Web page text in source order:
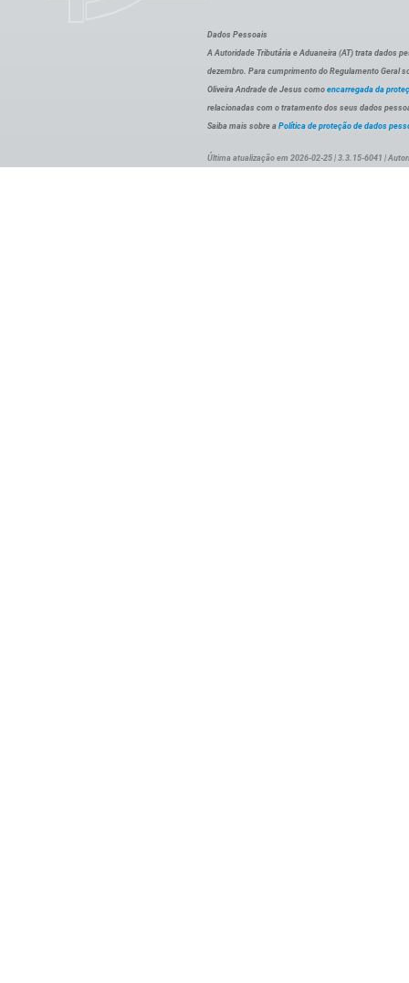
Dados Pessoais
A Autoridade Tributária e Aduaneira (AT) trata dados
dezembro. Para cumprimento do Regulamento Geral
Oliveira Andrade de Jesus como encarregada da
relacionadas com o tratamento dos seus dados
Saiba mais sobre a Política de proteção de dados
Última atualização em 2026-02-25 | 3.3.15-6041 |